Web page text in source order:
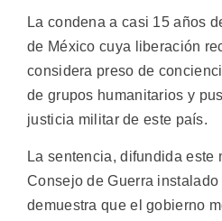
La condena a casi 15 años
de México cuya liberación
considera preso de
de grupos humanitarios y
justicia militar de este país.
La sentencia, difundida este
Consejo de Guerra instalado
demuestra que el gobierno